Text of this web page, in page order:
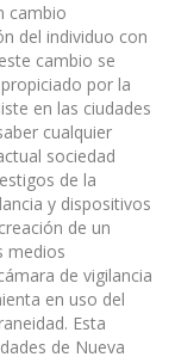
cambio
del individuo con
cambio se
por la
en las ciudades
cualquier
sociedad
de la
y dispositivos
de un
medios
de vigilancia
en uso del
Esta
de Nueva